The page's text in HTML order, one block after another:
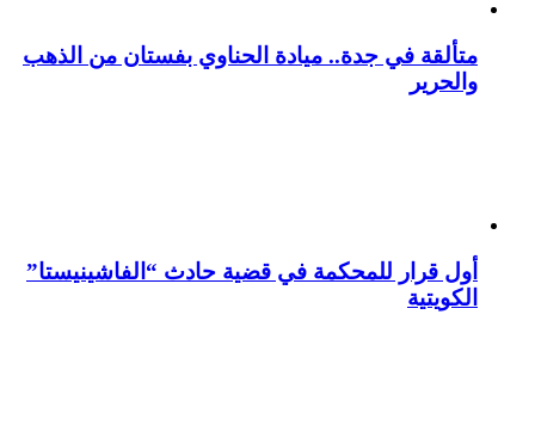
متألقة في جدة.. ميادة الحناوي بفستان من الذهب
والحرير
أول قرار للمحكمة في قضية حادث “الفاشينيستا”
الكويتية